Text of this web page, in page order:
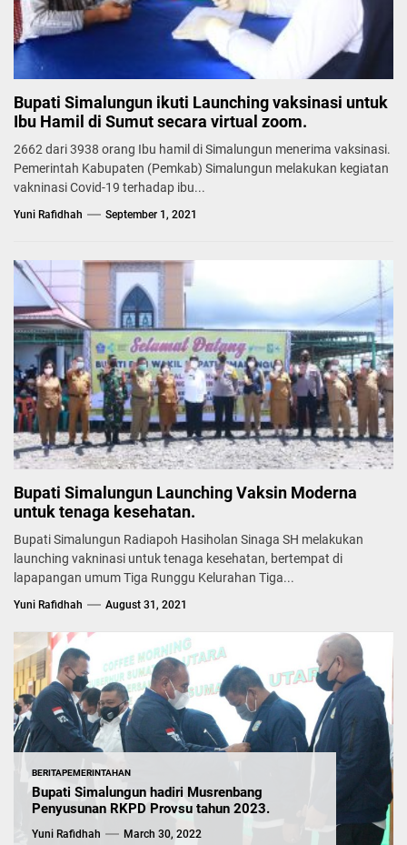
Bupati Simalungun ikuti Launching vaksinasi untuk
Ibu Hamil di Sumut secara virtual zoom.
2662 dari 3938 orang Ibu hamil di Simalungun menerima vaksinasi.
Pemerintah Kabupaten (Pemkab) Simalungun melakukan kegiatan
vakninasi Covid-19 terhadap ibu...
Yuni Rafidhah September 1, 2021
Bupati Simalungun Launching Vaksin Moderna
untuk tenaga kesehatan.
Bupati Simalungun Radiapoh Hasiholan Sinaga SH melakukan
launching vakninasi untuk tenaga kesehatan, bertempat di
lapapangan umum Tiga Runggu Kelurahan Tiga...
Yuni Rafidhah August 31, 2021
BERITAPEMERINTAHAN
Bupati Simalungun hadiri Musrenbang
Penyusunan RKPD Provsu tahun 2023.
Yuni Rafidhah March 30, 2022